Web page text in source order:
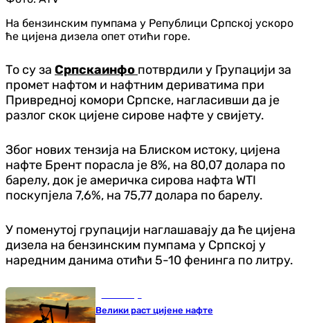
На бензинским пумпама у Републици Српској ускоро
ће цијена дизела опет отићи горе.
То су за Српскаинфо потврдили у Групацији за
промет нафтом и нафтним дериватима при
Привредној комори Српске, нагласивши да је
разлог скок цијене сирове нафте у свијету.
Због нових тензија на Блиском истоку, цијена
нафте Брент порасла је 8%, на 80,07 долара по
барелу, док је америчка сирова нафта WTI
поскупјела 7,6%, на 75,77 долара по барелу.
У поменутој групацији наглашавају да ће цијена
дизела на бензинским пумпама у Српској у
наредним данима отићи 5-10 фенинга по литру.
Велики раст цијене нафте